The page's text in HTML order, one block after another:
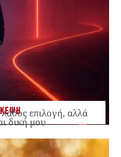
επιλογή, αλλά
δική μου